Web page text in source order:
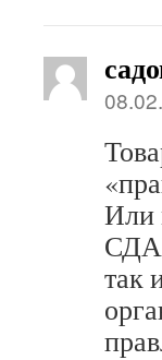
Или
так